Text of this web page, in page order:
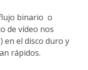
binario o
de vídeo nos
en el disco duro y
rápidos.